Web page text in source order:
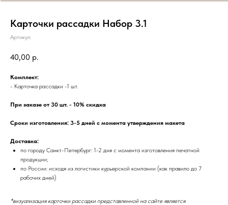
Карточки рассадки Набор 3.1
Артикул:
40,00 р.
Комплект:
- Карточка рассадки -1 шт.
При заказе от 30 шт. - 10% скидка
Сроки изготовления: 3-5 дней с момента утверждения макета
Доставка:
по городу Санкт-Петербург: 1-2 дня с момента изготовления печатной
продукции;
по России: исходя из логистики курьерской компании (как правило до 7
рабочих дней)
*визуализация карточки рассадки представленной на сайте является